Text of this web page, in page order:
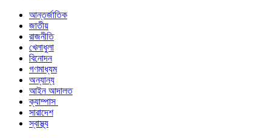
আন্তর্জাতিক
জাতীয়
রাজনীতি
খেলাধুলা
বিনোদন
গণমাধ্যম
অন্যান্য
আইন আদালত
ক্যাম্পাস
সারাদেশ
স্বাস্থ্য